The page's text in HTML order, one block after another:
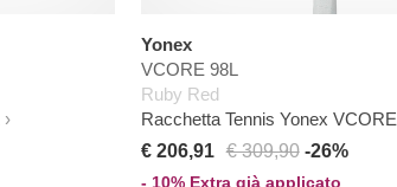
Yonex
VCORE 98L
Ruby Red
Racchetta Tennis Yonex VCORE
€ 206,91 € 309,90 -26%
- 10% Extra già applicato